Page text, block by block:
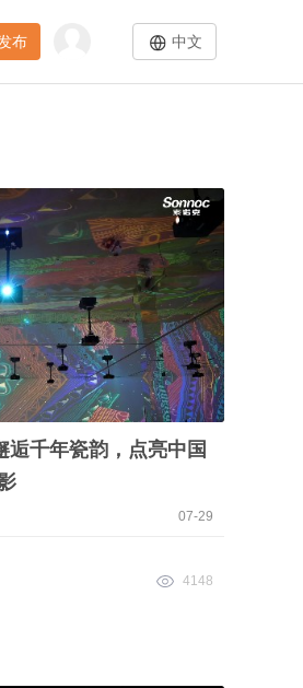
布 中文
千年瓷韵，点亮中国
07-29
4148